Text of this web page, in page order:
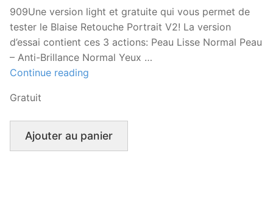
909Une version light et gratuite qui vous permet de
tester le Blaise Retouche Portrait V2! La version
d’essai contient ces 3 actions: Peau Lisse Normal Peau
– Anti-Brillance Normal Yeux …
Continue reading
V2
–
light »
Gratuit
Ajouter au panier